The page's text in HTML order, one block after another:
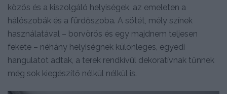
közös és a kiszolgáló helyiségek, az emeleten a
hálószobák és a fürdőszoba. A sötét, mély színek
használatával – borvörös és egy majdnem teljesen
fekete – néhány helyiségnek különleges, egyedi
hangulatot adtak, a terek rendkívül dekoratívnak tűnnek
még sok kiegészítő nélkül nélkül is.